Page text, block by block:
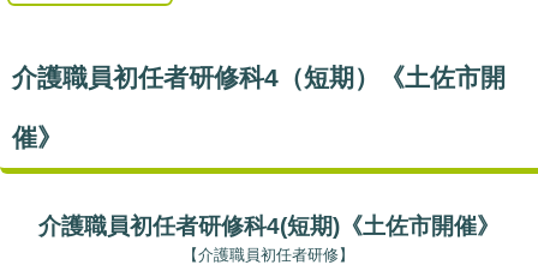
介護職員初任者研修科4（短期）《土佐市開
催》
介護職員初任者研修科4(短期)《土佐市開催》
【介護職員初任者研修】